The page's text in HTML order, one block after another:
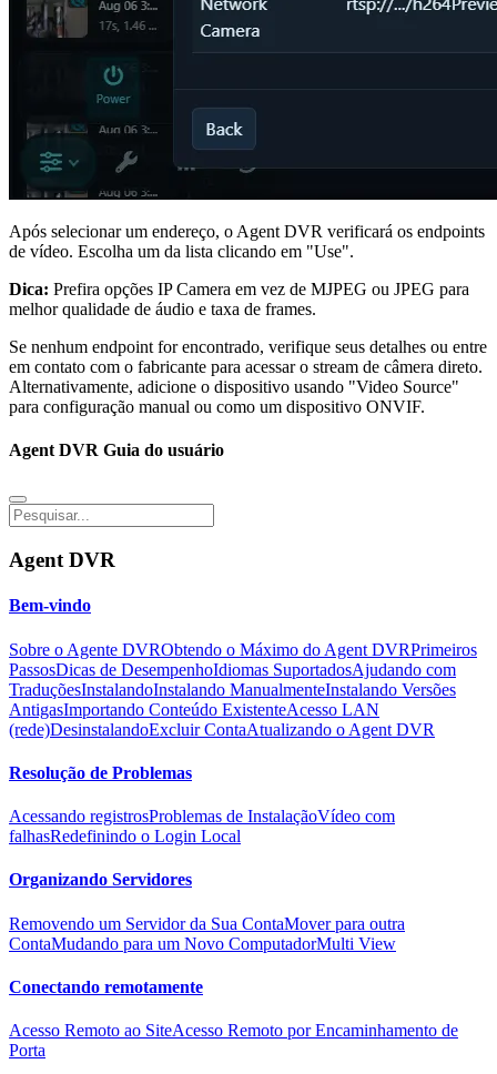
Após selecionar um endereço, o Agent DVR verificará os endpoints
de vídeo. Escolha um da lista clicando em "Use".
Dica: Prefira opções IP Camera em vez de MJPEG ou JPEG para
melhor qualidade de áudio e taxa de frames.
Se nenhum endpoint for encontrado, verifique seus detalhes ou entre
em contato com o fabricante para acessar o stream de câmera direto.
Alternativamente, adicione o dispositivo usando "Video Source"
para configuração manual ou como um dispositivo ONVIF.
Agent DVR Guia do usuário
Agent DVR
Bem-vindo
Sobre o Agente DVRObtendo o Máximo do Agent DVRPrimeiros
PassosDicas de DesempenhoIdiomas SuportadosAjudando com
TraduçõesInstalandoInstalando ManualmenteInstalando Versões
AntigasImportando Conteúdo ExistenteAcesso LAN
(rede)DesinstalandoExcluir ContaAtualizando o Agent DVR
Resolução de Problemas
Acessando registrosProblemas de InstalaçãoVídeo com
falhasRedefinindo o Login Local
Organizando Servidores
Removendo um Servidor da Sua ContaMover para outra
ContaMudando para um Novo ComputadorMulti View
Conectando remotamente
Acesso Remoto ao SiteAcesso Remoto por Encaminhamento de
Porta